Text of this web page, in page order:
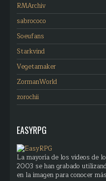
RMArchiv
sabrococo
Soeufans
Starkvind
Vegetamaker
ZormanWorld
zorochii
EASYRPG
La mayoría de los videos de
2003 se han grabado
en la imagen para conocer